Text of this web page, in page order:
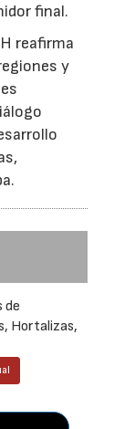
final.
reafirma
y
de
Hortalizas,